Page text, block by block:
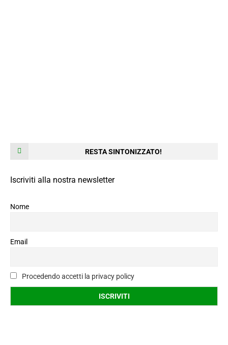
RESTA SINTONIZZATO!
Iscriviti alla nostra newsletter
Nome
Email
Procedendo accetti la privacy policy